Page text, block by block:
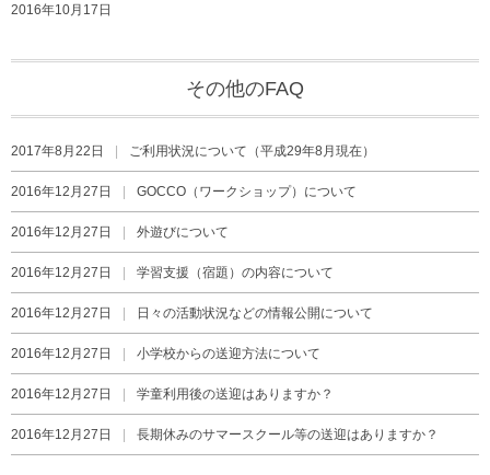
2016年10月17日
その他のFAQ
2017年8月22日 ご利用状況について（平成29年8月現在）
2016年12月27日 GOCCO（ワークショップ）について
2016年12月27日 外遊びについて
2016年12月27日 学習支援（宿題）の内容について
2016年12月27日 日々の活動状況などの情報公開について
2016年12月27日 小学校からの送迎方法について
2016年12月27日 学童利用後の送迎はありますか？
2016年12月27日 長期休みのサマースクール等の送迎はありますか？